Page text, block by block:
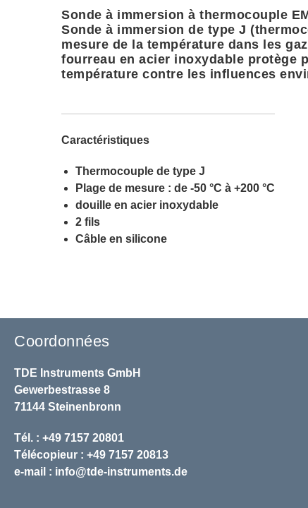
Sonde à immersion à thermocouple
Sonde à immersion de type J
mesure de la température dans les
fourreau en acier inoxydable protège
température contre les influences
Caractéristiques
Thermocouple de type J
Plage de mesure : de -50 °C à +200 °C
douille en acier inoxydable
2 fils
Câble en silicone
Coordonnées
TDE Instruments GmbH
Gewerbestrasse 8
71144 Steinenbronn
Tél. : +49 7157 20801
Télécopieur : +49 7157 20813
e-mail : info@tde-instruments.de